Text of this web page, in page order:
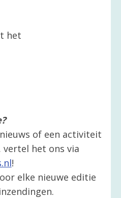
het
of een activiteit
vertel het ons via
!
elke nieuwe editie